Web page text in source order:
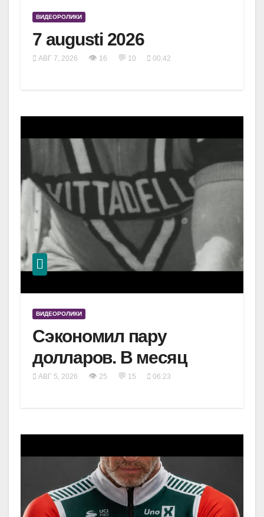
ВИДЕОРОЛИКИ
7 augusti 2026
АВГ 7, 2026 👁 16 💬 10 00:42
ВИДЕОРОЛИКИ
Сэкономил пару
долларов. В месяц
АВГ 5, 2026 👁 25 💬 15 06:23